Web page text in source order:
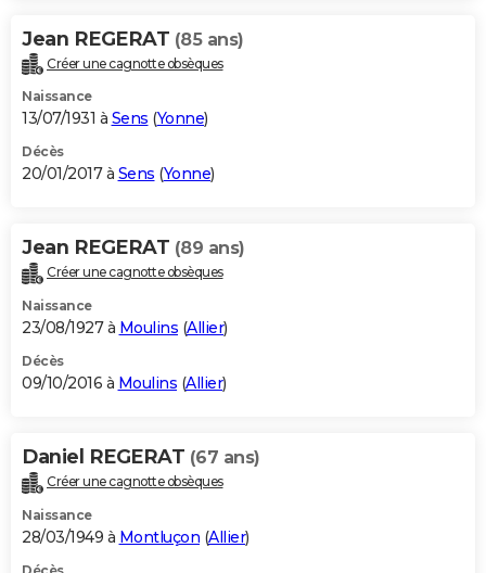
Jean REGERAT (85 ans)
Créer une cagnotte obsèques
Naissance
13/07/1931 à Sens (Yonne)
Décès
20/01/2017 à Sens (Yonne)
Jean REGERAT (89 ans)
Créer une cagnotte obsèques
Naissance
23/08/1927 à Moulins (Allier)
Décès
09/10/2016 à Moulins (Allier)
Daniel REGERAT (67 ans)
Créer une cagnotte obsèques
Naissance
28/03/1949 à Montluçon (Allier)